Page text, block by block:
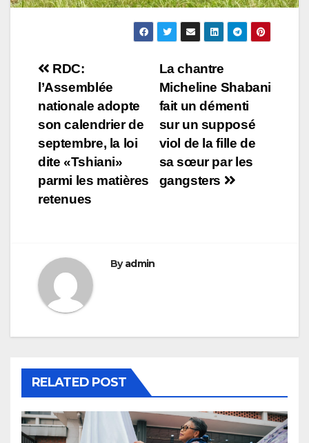
Navigation
de
l’article
La chantre
Micheline Shabani
fait un démenti
sur un supposé
viol de la fille de
sa sœur par les
gangsters
RDC:
l’Assemblée
nationale adopte
son calendrier de
septembre, la loi
dite «Tshiani»
parmi les matières
retenues
Byadmin
RELATED POST